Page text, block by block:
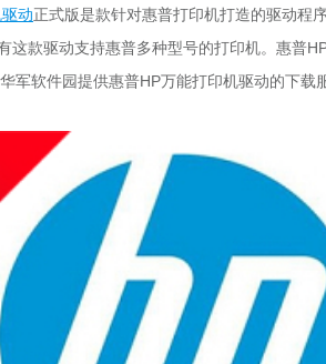
动正式版是款针对惠普打印机打造的驱动程
这款驱动支持惠普多种型号的打印机。惠普
军软件园提供惠普HP万能打印机驱动的下